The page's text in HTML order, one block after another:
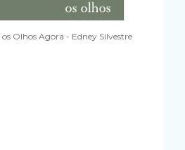
os Olhos Agora - Edney Silvestre